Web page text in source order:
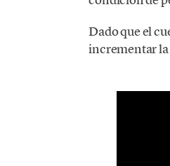
Dado que el
incrementar la